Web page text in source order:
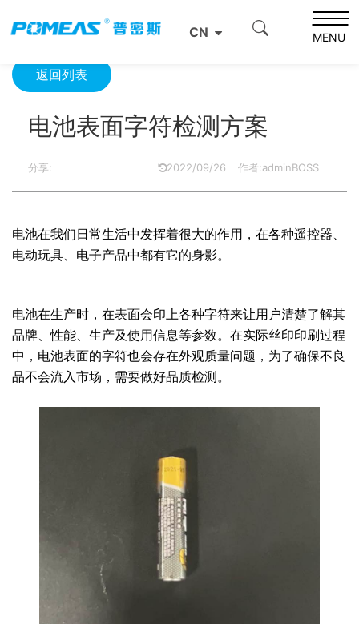
CN MENU
返回列表
电池表面字符检测方案
分享: 2022/09/26 作者:adminBOSS
电池在我们日常生活中发挥着很大的作用 ， 在各种遥控器、
电动玩具、电子产品中都有它的身影。
电池在生产时，在表面会印上各种字符来让用户清楚了解其
品牌、性能、生产及使用信息等参数。在实际丝印印刷过程
中，电池表面的字符也会存在外观质量问题，为了确保不良
品不会流入市场，需要做好品质检测。